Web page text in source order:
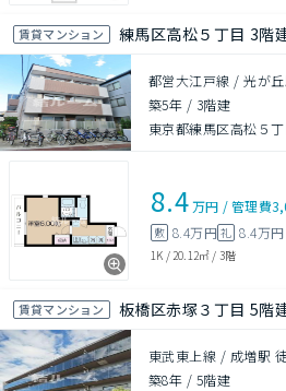
賃貸マンション 練馬区高松５丁目 3階
都営大江戸線 / 光が
築5年 / 3階建
東京都練馬区高松５丁
8.4万円 /管理費
敷 8.4万円礼 8.4万円
1K / 20.12㎡ / 3階
賃貸マンション 板橋区赤塚３丁目 5階
東武東上線 / 成増駅
築8年 / 5階建